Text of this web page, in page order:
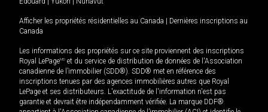
Afficher les propriétés résidentielles au Canada
Dernières inscriptions au
Canada
Les informations des propriétés sur ce site proviennent des inscriptions
Royal LePageMD et du service de distribution de données de l'Association
canadienne de l’immobilier (SDD®). SDD® met en référence des
inscriptions tenues par des agences immobilières autres que Royal
LePage et ses distributeurs. L'exactitude de l'information n'est pas
garantie et devrait être indépendamment vérifiée. La marque DDF®